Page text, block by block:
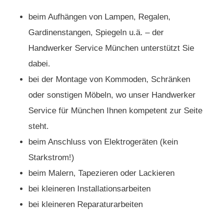
beim Aufhängen von Lampen, Regalen,
Gardinenstangen, Spiegeln u.ä. – der
Handwerker Service München unterstützt Sie
dabei.
bei der Montage von Kommoden, Schränken
oder sonstigen Möbeln, wo unser Handwerker
Service für München Ihnen kompetent zur Seite
steht.
beim Anschluss von Elektrogeräten (kein
Starkstrom!)
beim Malern, Tapezieren oder Lackieren
bei kleineren Installationsarbeiten
bei kleineren Reparaturarbeiten